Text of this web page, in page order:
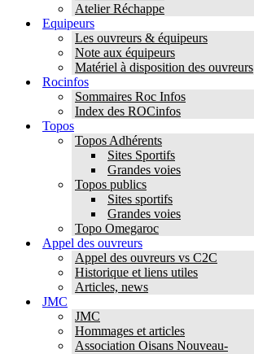
Atelier Réchappe
Equipeurs
Les ouvreurs & équipeurs
Note aux équipeurs
Matériel à disposition des ouvreurs
Rocinfos
Sommaires Roc Infos
Index des ROCinfos
Topos
Topos Adhérents
Sites Sportifs
Grandes voies
Topos publics
Sites sportifs
Grandes voies
Topo Omegaroc
Appel des ouvreurs
Appel des ouvreurs vs C2C
Historique et liens utiles
Articles, news
JMC
JMC
Hommages et articles
Association Oisans Nouveau-